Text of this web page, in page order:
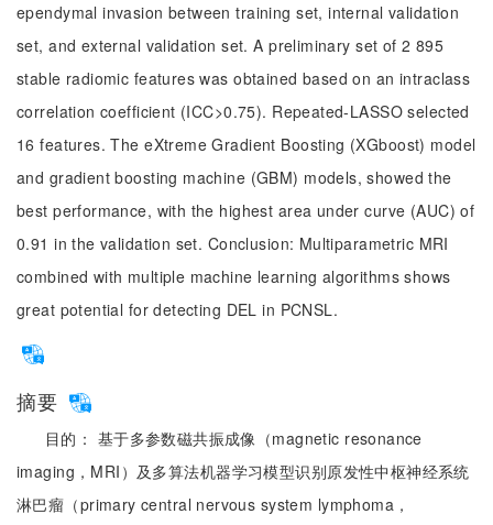
ependymal invasion between training set, internal validation
set, and external validation set. A preliminary set of 2 895
stable radiomic features was obtained based on an intraclass
correlation coefficient (ICC>0.75). Repeated-LASSO selected
16 features. The eXtreme Gradient Boosting (XGboost) model
and gradient boosting machine (GBM) models, showed the
best performance, with the highest area under curve (AUC) of
0.91 in the validation set. Conclusion: Multiparametric MRI
combined with multiple machine learning algorithms shows
great potential for detecting DEL in PCNSL.
摘要
目的： 基于多参数磁共振成像（magnetic resonance
imaging，MRI）及多算法机器学习模型识别原发性中枢神经系统
淋巴瘤（primary central nervous system lymphoma，